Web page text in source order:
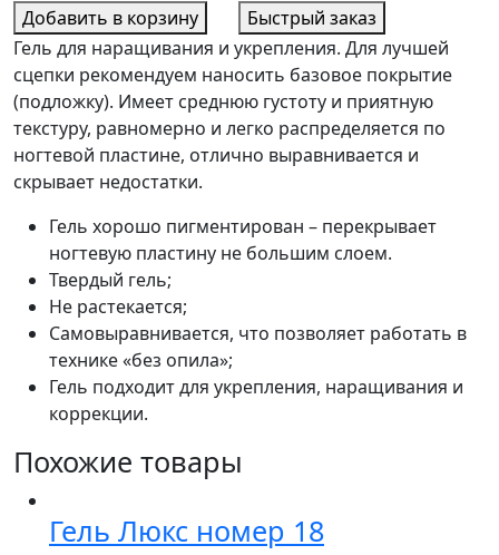
Добавить в корзину
Быстрый заказ
Гель для наращивания и укрепления. Для лучшей
сцепки рекомендуем наносить базовое покрытие
(подложку). Имеет среднюю густоту и приятную
текстуру, равномерно и легко распределяется по
ногтевой пластине, отлично выравнивается и
скрывает недостатки.
Гель хорошо пигментирован – перекрывает
ногтевую пластину не большим слоем.
Твердый гель;
Не растекается;
Самовыравнивается, что позволяет работать в
технике «без опила»;
Гель подходит для укрепления, наращивания и
коррекции.
Похожие товары
Гель Люкс номер 18